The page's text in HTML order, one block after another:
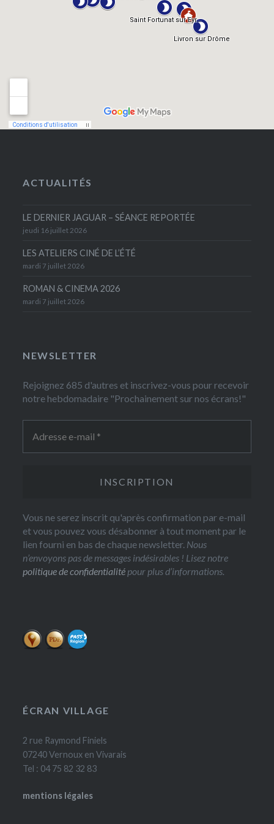
ACTUALITÉS
LE DERNIER JAGUAR – SÉANCE REPORTÉE
jeudi 16 juillet 2026
LES ATELIERS CINÉ DE L’ÉTÉ
mardi 7 juillet 2026
ROMAN & CINEMA 2026
mardi 7 juillet 2026
NEWSLETTER
Rejoignez 685 d'autres et inscrivez-vous pour recevoir
notre hebdomadaire "Prochainement sur nos écrans!"
Vous ne serez inscrit qu'après confirmation par e-mail
et vous pouvez vous désabonner à tout moment par le
lien fourni en bas de chaque newsletter. Nous
n’envoyons pas de messages indésirables ! Lisez notre
politique de confidentialité pour plus d’informations.
ÉCRAN VILLAGE
2 rue Raymond Finiels
07240 Vernoux en Vivarais
Tel : 04 75 82 32 83
mentions légales